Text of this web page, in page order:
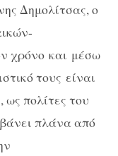
Δημολίτσας, ο
χρόνο και μέσω
τους είναι
ως πολίτες του
πλάνα από